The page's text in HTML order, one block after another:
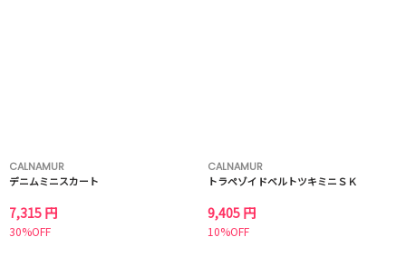
CALNAMUR
デニムミニスカート
7,315 円
30%OFF
CALNAMUR
トラペゾイドベルトツキミニＳＫ
9,405 円
10%OFF